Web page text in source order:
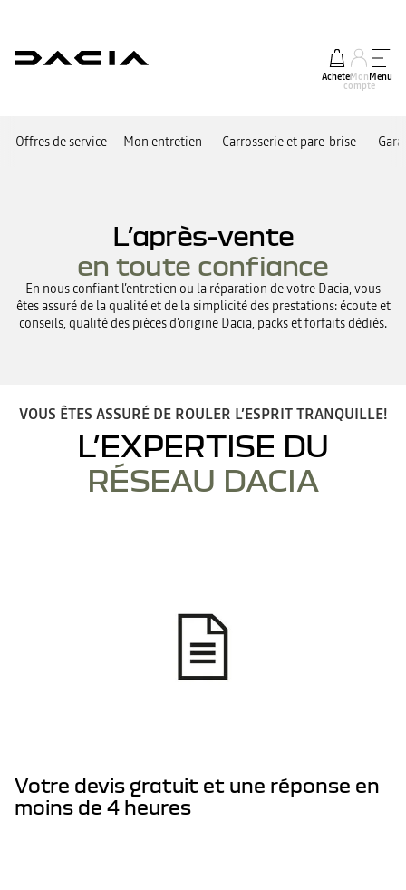
AcheterMon
compte
Menu
Offres de service Mon entretien Carrosserie et pare-brise
L’après-vente
en toute confiance
En nous confiant l’entretien ou la réparation de votre Dacia, vous
êtes assuré de la qualité et de la simplicité des prestations: écoute et
conseils, qualité des pièces d’origine Dacia, packs et forfaits dédiés.
VOUS ÊTES ASSURÉ DE ROULER L’ESPRIT TRANQUILLE!
L’EXPERTISE DU
RÉSEAU DACIA
Votre devis gratuit et une réponse en
moins de 4 heures